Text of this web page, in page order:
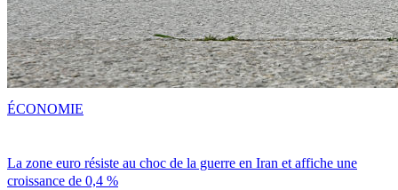
La zone euro résiste au choc de la guerre en Iran et affiche une
croissance de 0,4 %
ÉCONOMIE